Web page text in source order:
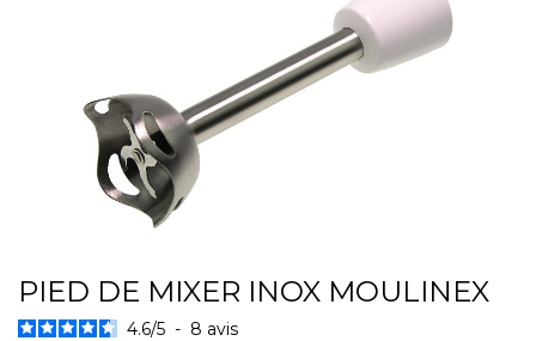
PIED DE MIXER INOX MOULINEX
4.6/5 - 8 avis